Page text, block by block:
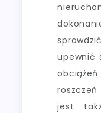
upewnić
jest